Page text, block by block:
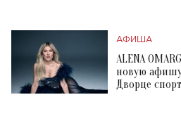
АФИША
ALENA
новую
Дворце